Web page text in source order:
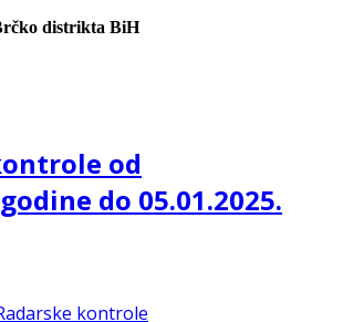
distrikta BiH
od
do 05.01.2025.
kontrole